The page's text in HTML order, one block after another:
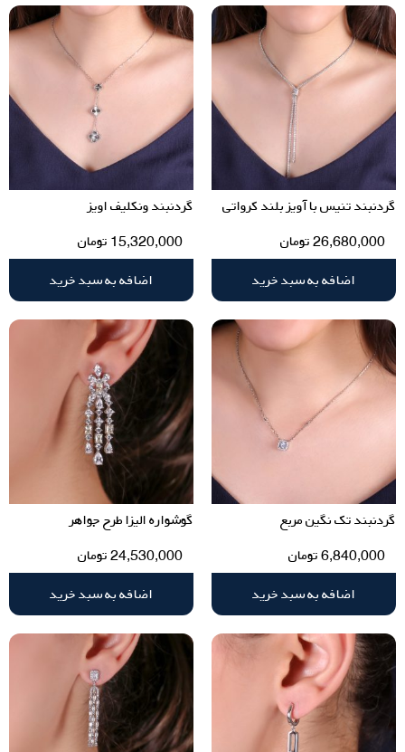
گردنبند تنیس با آویز بلند کرواتی
26,680,000تومان
اضافه به سبد خرید
گردنبند ونکلیف اویز
15,320,000 تومان
اضافه به سبد خرید
گردنبند تک نگین مربع
6,840,000تومان
اضافه به سبد خرید
گوشواره الیزا طرح جواهر
24,530,000تومان
اضافه به سبد خرید